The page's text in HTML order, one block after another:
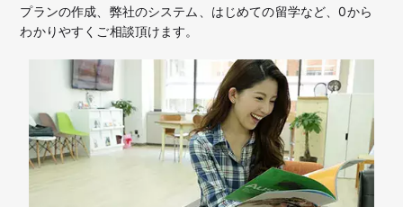
プランの作成、弊社のシステム、はじめての留学など、0から
わかりやすくご相談頂けます。